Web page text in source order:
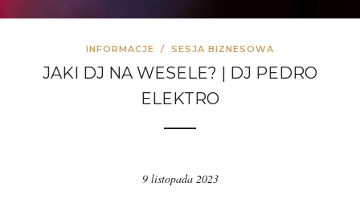
INFORMACJE / SESJA BIZNESOWA
JAKI DJ NA WESELE? | DJ PEDRO
ELEKTRO
9 listopada 2023